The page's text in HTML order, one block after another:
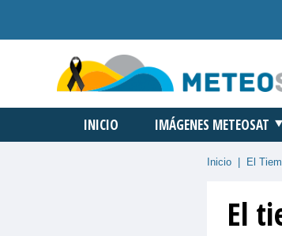
INICIO IMÁGENES METEOSAT
Inicio El
El